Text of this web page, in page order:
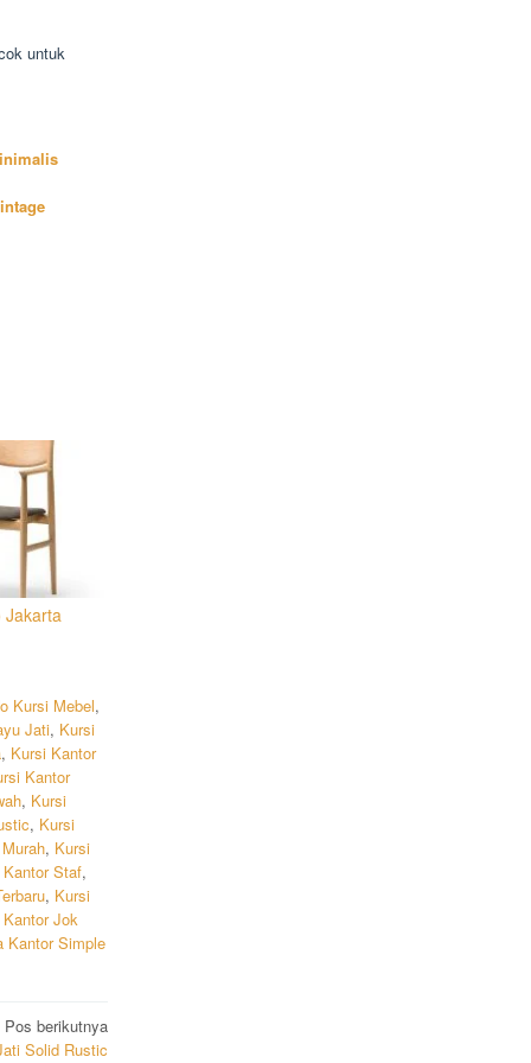
untuk
Jakarta
Kursi Mebel,
Jati, Kursi
, Kursi Kantor
Kantor
, Kursi
, Kursi
, Kursi
Staf,
, Kursi
Jok
Kantor Simple
Pos berikutnya
Solid Rustic